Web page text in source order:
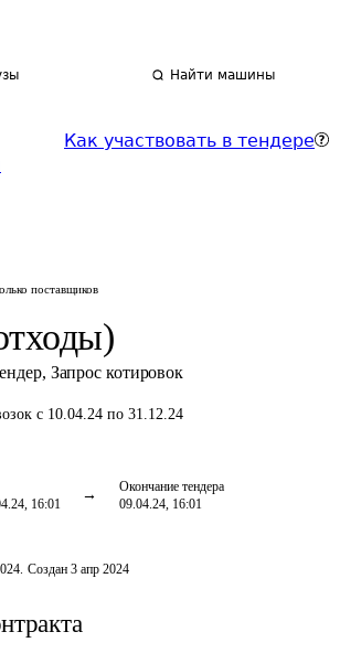
Найти машины
Как участвовать в тендере
поставщиков
, Запрос котировок
с 10.04.24 по 31.12.24
16:01
Окончание тендера
09.04.24, 16:01
. Создан 3 апр 2024